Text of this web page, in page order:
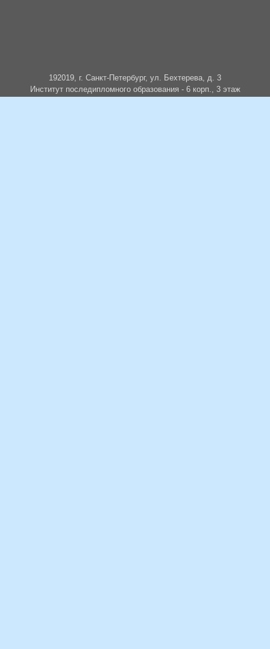
192019, г. Санкт-Петербург, ул. Бехтерева, д. 3
Институт последипломного образования - 6 корп., 3 этаж